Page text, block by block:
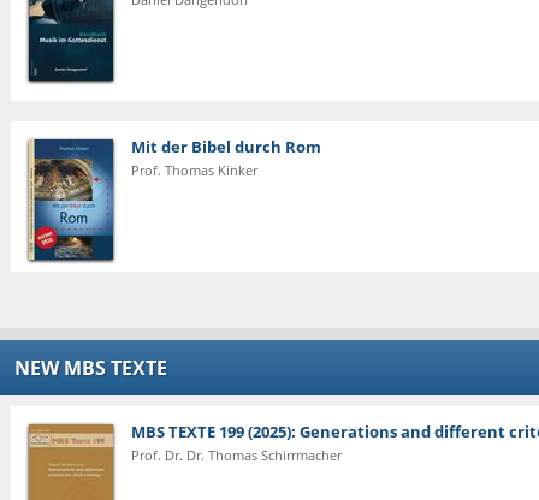
Mit der Bibel durch Rom
Prof. Thomas Kinker
NEW MBS TEXTE
MBS TEXTE 199 (2025): Generations and different
Prof. Dr. Dr. Thomas Schirrmacher